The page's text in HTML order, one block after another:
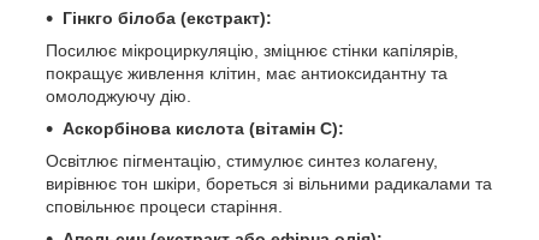
Гінкго білоба (екстракт):
Посилює мікроциркуляцію, зміцнює стінки капілярів,
покращує живлення клітин, має антиоксидантну та
омолоджуючу дію.
Аскорбінова кислота (вітамін С):
Освітлює пігментацію, стимулює синтез колагену,
вирівнює тон шкіри, бореться зі вільними радикалами та
сповільнює процеси старіння.